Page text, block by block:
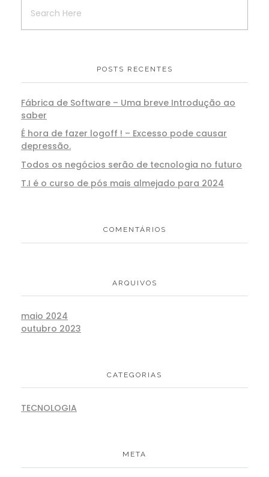
POSTS RECENTES
Fábrica de Software – Uma breve Introdução ao
saber
É hora de fazer logoff ! – Excesso pode causar
depressão.
Todos os negócios serão de tecnologia no futuro
T.I é o curso de pós mais almejado para 2024
COMENTÁRIOS
ARQUIVOS
maio 2024
outubro 2023
CATEGORIAS
TECNOLOGIA
META